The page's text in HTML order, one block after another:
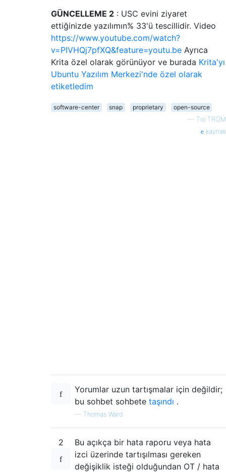
GÜNCELLEME 2 : USC evini ziyaret
ettiğinizde yazılımın% 33'ü tescillidir. Video
https://www.youtube.com/watch?
v=PIVHQj7pfXQ&feature=youtu.be Ayrıca
Krita özel olarak görünüyor ve burada Krita'yı
Ubuntu Yazılım Merkezi'nde özel olarak
etiketledim
software-center snap proprietary
open-source
— Tio TROM
kaynak
Yorumlar uzun tartışmalar için değildir;
bu sohbet sohbete taşındı .
— Thomas Ward
2
Bu açıkça bir hata raporu veya hata
izci üzerinde tartışılması gereken
değişiklik isteği olduğundan OT / hata